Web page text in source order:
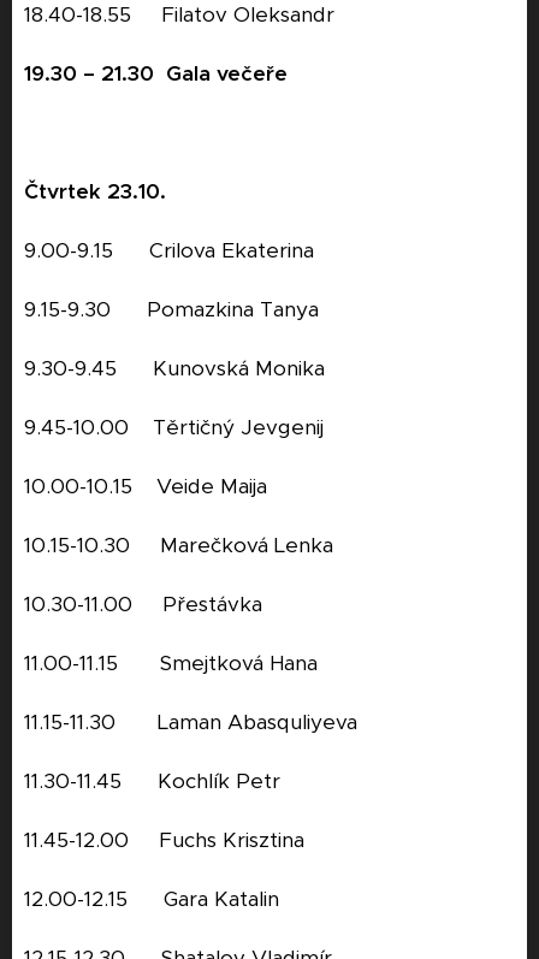
18.40-18.55 Filatov Oleksandr
19.30 – 21.30 Gala večeře
Čtvrtek 23.10.
9.00-9.15 Crilova Ekaterina
9.15-9.30 Pomazkina Tanya
9.30-9.45 Kunovská Monika
9.45-10.00 Těrtičný Jevgenij
10.00-10.15 Veide Maija
10.15-10.30 Marečková Lenka
10.30-11.00 Přestávka
11.00-11.15 Smejtková Hana
11.15-11.30 Laman Abasquliyeva
11.30-11.45 Kochlík Petr
11.45-12.00 Fuchs Krisztina
12.00-12.15 Gara Katalin